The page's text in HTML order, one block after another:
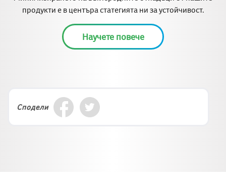
продукти е в центъра статегията ни за устойчивост.
Научете повече
Сподели